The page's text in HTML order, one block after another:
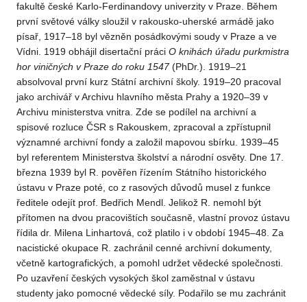
fakultě české Karlo-Ferdinandovy univerzity v Praze. Během
první světové války sloužil v rakousko-uherské armádě jako
písař, 1917–18 byl vězněn posádkovými soudy v Praze a ve
Vídni. 1919 obhájil disertační práci O knihách úřadu purkmistra
hor viničných v Praze do roku 1547(PhDr.). 1919–21
absolvoval první kurz Státní archivní školy. 1919–20 pracoval
jako archivář v Archivu hlavního města Prahy a 1920–39 v
Archivu ministerstva vnitra. Zde se podílel na archivní a
spisové rozluce ČSR s Rakouskem, zpracoval a zpřístupnil
významné archivní fondy a založil mapovou sbírku. 1939–45
byl referentem Ministerstva školství a národní osvěty. Dne 17.
března 1939 byl R. pověřen řízením Státního historického
ústavu v Praze poté, co z rasových důvodů musel z funkce
ředitele odejít prof. Bedřich Mendl. Jelikož R. nemohl být
přítomen na dvou pracovištích současně, vlastní provoz ústavu
řídila dr. Milena Linhartová, což platilo i v období 1945–48. Za
nacistické okupace R. zachránil cenné archivní dokumenty,
včetně kartografických, a pomohl udržet vědecké společnosti.
Po uzavření českých vysokých škol zaměstnal v ústavu
studenty jako pomocné vědecké síly. Podařilo se mu zachránit